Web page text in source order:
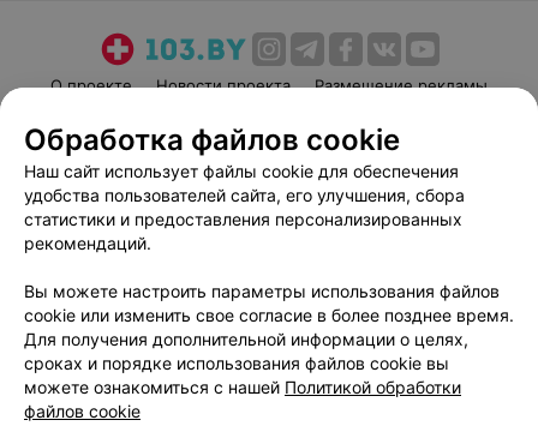
О проекте Новости проекта
Размещение рекламы
Пользовательское соглашение
Способы оплаты
Вакансии
Партнеры
Написать руководителю 103.by
Персональные настройки cookie
Обработка персональных данных
Обработка файлов cookie
Наш сайт использует файлы cookie для обеспечения
удобства пользователей сайта, его улучшения, сбора
статистики и предоставления персонализированных
рекомендаций.
Вы можете настроить параметры использования файлов
cookie или изменить свое согласие в более позднее время.
Для получения дополнительной информации о целях,
сроках и порядке использования файлов cookie вы
можете ознакомиться с нашей Политикой обработки
файлов cookie